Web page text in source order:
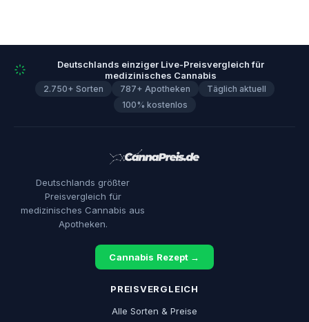
Deutschlands einziger Live-Preisvergleich für
medizinisches Cannabis
2.750+ Sorten 787+ Apotheken
Täglich aktuell
100% kostenlos
Deutschlands größter
Preisvergleich für
medizinisches Cannabis aus
Apotheken.
Cannabis Rezept →
PREISVERGLEICH
Alle Sorten & Preise